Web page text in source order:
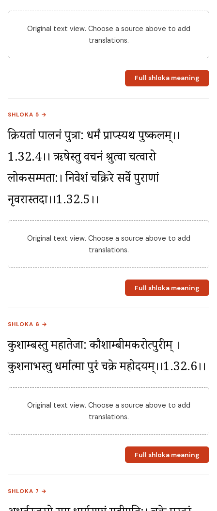
Original text view. Choose a source above to add
translations.
Full shloka meaning
SHLOKA 5 →
क्रियतां पालनं पुत्रा: धर्मं प्राप्स्यथ पुष्कलम्।।
1.32.4।। ऋषेस्तु वचनं श्रुत्वा चत्वारो
लोकसम्मता:। निवेशं चक्रिरे सर्वे पुराणां
नृवरास्तदा।।1.32.5।।
Original text view. Choose a source above to add
translations.
Full shloka meaning
SHLOKA 6 →
कुशाम्बस्तु महातेजा: कौशाम्बीमकरोत्पुरीम् ।
कुशनाभस्तु धर्मात्मा पुरं चक्रे महोदयम्।।1.32.6।।
Original text view. Choose a source above to add
translations.
Full shloka meaning
SHLOKA 7 →